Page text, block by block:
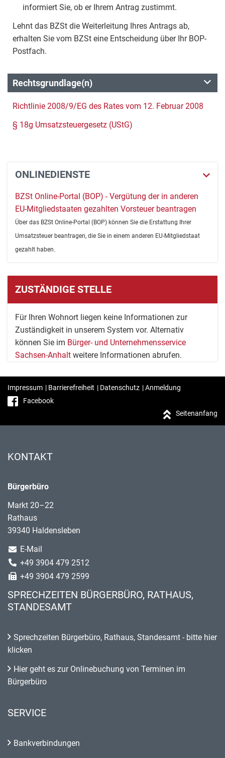
informiert Sie, ob er Ihrem Antrag zustimmt.
Lehnt das BZSt die Weiterleitung Ihres Antrags ab,
erhalten Sie vom BZSt eine Entscheidung über Ihr BOP-
Postfach.
Rechtsgrundlage(n)
Richtlinie 2008/9/EG des Rates vom 12. Februar 2008
§ 18g Umsatzsteuergesetz (UStG)
ONLINEDIENSTE
BZSt Online-Portal (BOP) - Vergütung der in anderen
EU-Mitgliedstaaten gezahlten Vorsteuer beantragen
Über das BZSt Online-Portal (BOP) können Sie die Erstattung Ihrer
Umsatzsteuer beantragen, die Sie in einem anderen EU-Mitgliedstaat
gezahlt haben.
ZUSTÄNDIGE STELLE
Für Ihren Wohnort liegen keine Informationen zur
Zuständigkeit in unserem System vor. Alternativ
können Sie im Bürger- und Unternehmensservice
Sachsen-Anhalt weitere Informationen abrufen.
Impressum | Barrierefreiheit | Datenschutz |Anmeldung
Facebook
Seitenanfang
KONTAKT
Bürgerbüro
Markt 20–22
Rathaus
39340 Haldensleben
E-Mail
+49 3904 479 2512
+49 3904 479 2599
SPRECHZEITEN BÜRGERBÜRO, RATHAUS,
STANDESAMT
Sprechzeiten Bürgerbüro, Rathaus, Standesamt - bitte hier
klicken
Hier geht es zur Onlinebuchung von Terminen im
Bürgerbüro
SERVICE
Bankverbindungen